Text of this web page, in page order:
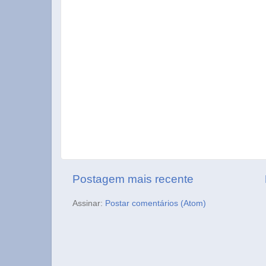
Postagem mais recente
Assinar: Postar comentários (Atom)